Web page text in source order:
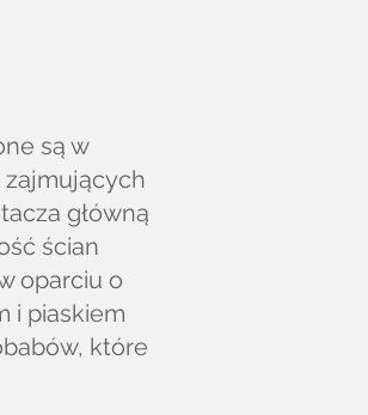
są w
główną
ścian
oparciu o
i piaskiem
które